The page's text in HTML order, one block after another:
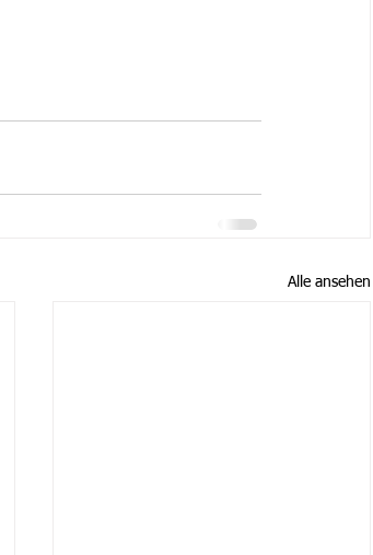
Alle ansehen